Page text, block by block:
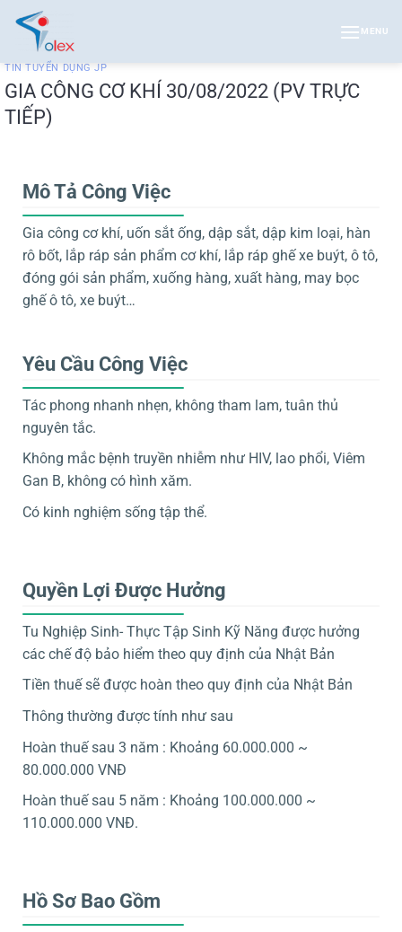
qua
MENU
TIN TUYỂN DỤNG JP
GIA CÔNG CƠ KHÍ 30/08/2022 (PV TRỰC
TIẾP)
Mô Tả Công Việc
Gia công cơ khí, uốn sắt ống, dập sắt, dập kim loại, hàn
rô bốt, lắp ráp sản phẩm cơ khí, lắp ráp ghế xe buýt, ô tô,
đóng gói sản phẩm, xuống hàng, xuất hàng, may bọc
ghế ô tô, xe buýt…
Yêu Cầu Công Việc
Tác phong nhanh nhẹn, không tham lam, tuân thủ
nguyên tắc.
Không mắc bệnh truyền nhiễm như HIV, lao phổi, Viêm
Gan B, không có hình xăm.
Có kinh nghiệm sống tập thể.
Quyền Lợi Được Hưởng
Tu Nghiệp Sinh- Thực Tập Sinh Kỹ Năng được hưởng
các chế độ bảo hiểm theo quy định của Nhật Bản
Tiền thuế sẽ được hoàn theo quy định của Nhật Bản
Thông thường được tính như sau
Hoàn thuế sau 3 năm : Khoảng 60.000.000 ~
80.000.000 VNĐ
Hoàn thuế sau 5 năm : Khoảng 100.000.000 ~
110.000.000 VNĐ.
Hồ Sơ Bao Gồm